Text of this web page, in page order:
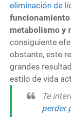
eliminación de
funcionamiento
metabolismo y
consiguiente
obstante, este
grandes
estilo de vida
Te
perder